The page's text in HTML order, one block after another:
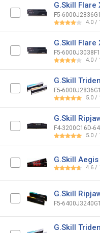
G.Skill Flare
F5-
4.0 /
G.Skill Flare
F5-
4.0 /
G.Skill
F5-
5.0 /
G.Skill
F4-3200C16D-
5.0 /
G.Skill Aegis
4.6 /
G.Skill
F5-
G.Skill